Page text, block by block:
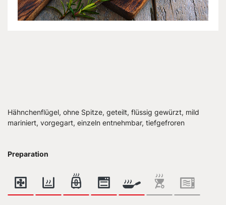
Hähnchenflügel, ohne Spitze, geteilt, flüssig gewürzt, mild
mariniert, vorgegart, einzeln entnehmbar, tiefgefroren
Preparation